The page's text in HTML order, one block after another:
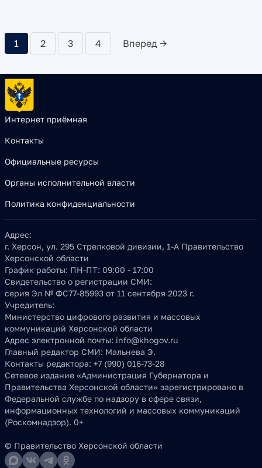
1 2 3 4 Вперед →
Интернет приёмная
Контакты
Официальные ресурсы
Органы исполнительной власти
Политика конфиденциальности
Адрес:
г. Херсон, ул. 295 Стрелковой дивизии, 1-А Правительство
Херсонской области
График работы: ПН-ПТ: 09:00 - 17:00
Свидетельство о регистрации СМИ:
серия Эл № ФС77-85993 от 11 сентября 2023 г.
Учредитель:
Министерство цифрового развития и массовых
коммуникаций Херсонской области
Адрес электронной почты: info@khogov.ru
Главный редактор СМИ: Мальнева Э.
Контакты редактора: +7 (990) 016-73-28
Сетевое издание «Администрация Губернатора и
Правительства Херсонской области» зарегистрировано в
Федеральной службе по надзору в сфере связи,
информационных технологий и массовых коммуникаций
(Роскомнадзор). 0+
© Правительство Херсонской области